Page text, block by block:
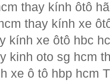
thay kính ôtô
thay kính xe
kính xe ôtô hbc
kinh oto sg hcm
xe ô tô hbp hcm